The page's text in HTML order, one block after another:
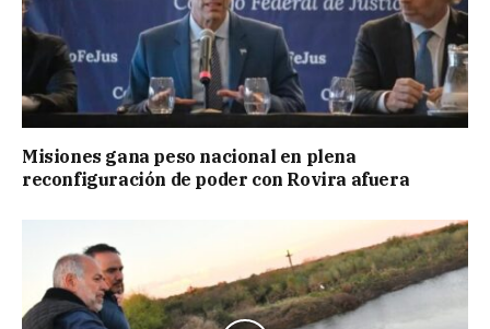
Misiones gana peso nacional en plena
reconfiguración de poder con Rovira afuera